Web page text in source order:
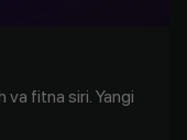
fitna siri. Yangi